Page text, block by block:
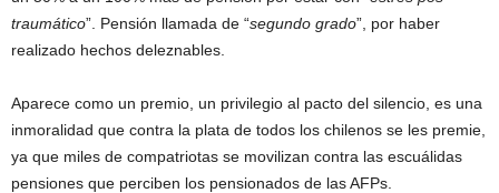
traumático”. Pensión llamada de “segundo grado”, por haber
realizado hechos deleznables.
Aparece como un premio, un privilegio al pacto del silencio, es una
inmoralidad que contra la plata de todos los chilenos se les premie,
ya que miles de compatriotas se movilizan contra las escuálidas
pensiones que perciben los pensionados de las AFPs.